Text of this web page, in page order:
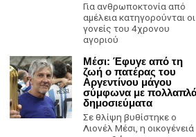
Επικοινωνία Πολιτική Απορρήτου
Πολιτική προστασίας
Δήλωση συμμόρφωσης -σύσταση
Μ.Η.Τ.
Για ανθρωποκτονία από
αμέλεια κατηγορούνται οι
γονείς του 4χρονου
αγοριού
Μέσι: Έφυγε από τη
ζωή ο πατέρας του
Αργεντίνου μάγου
σύμφωνα με
δημοσιεύματα
Σε θλίψη βυθίστηκε ο
Λιονέλ Μέσι, η οικογένειά